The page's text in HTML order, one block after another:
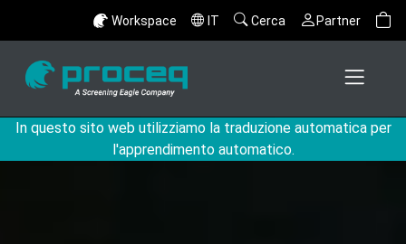
Workspace IT Cerca Partner
In questo sito web utilizziamo la traduzione automatica per
l'apprendimento automatico.